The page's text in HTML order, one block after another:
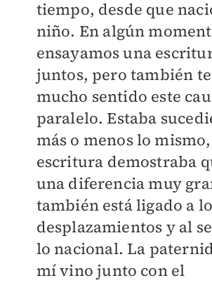
tiempo, desde que
niño. En algún
ensayamos una
juntos, pero también
mucho sentido este
paralelo. Estaba
más o menos lo
escritura demostraba
una diferencia muy
también está ligado a
desplazamientos y al
lo nacional. La
mí vino junto con el